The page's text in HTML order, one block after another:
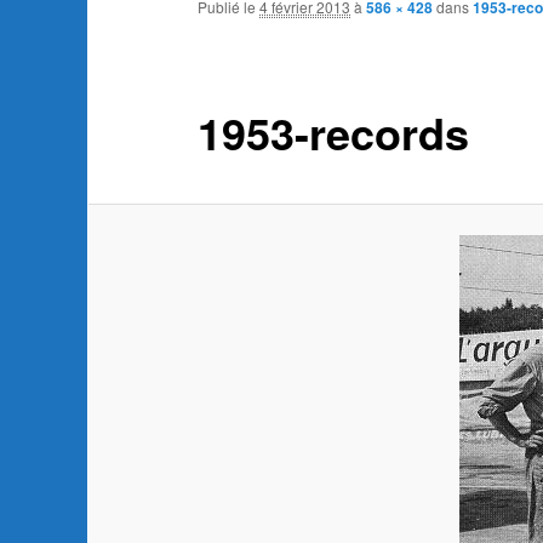
1953-records
Publié le4 février 2013 à586 × 428dans1953-